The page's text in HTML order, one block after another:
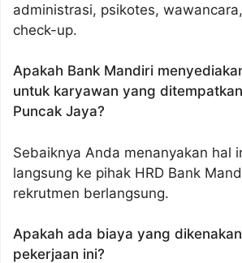
administrasi, psikotes,
check-up.
Apakah Bank Mandiri
untuk karyawan yang
Puncak Jaya?
Sebaiknya Anda menanyakan hal
langsung ke pihak HRD Bank
rekrutmen berlangsung.
Apakah ada biaya yang
pekerjaan ini?